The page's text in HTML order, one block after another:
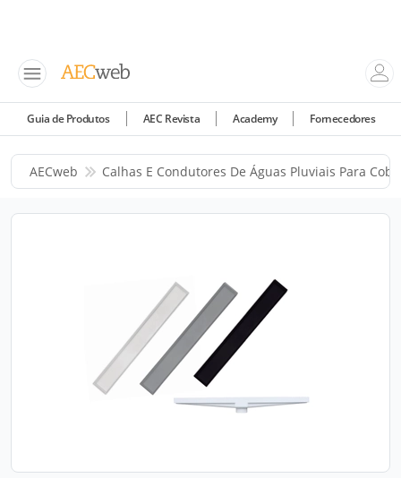
Guia de Produtos AEC Revista Academy Fornecedores
AECweb Calhas E Condutores De Águas Pluviais Para